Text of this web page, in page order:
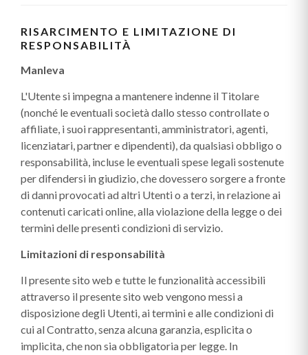
RISARCIMENTO E LIMITAZIONE DI
RESPONSABILITÀ
Manleva
L'Utente si impegna a mantenere indenne il Titolare
(nonché le eventuali società dallo stesso controllate o
affiliate, i suoi rappresentanti, amministratori, agenti,
licenziatari, partner e dipendenti), da qualsiasi obbligo o
responsabilità, incluse le eventuali spese legali sostenute
per difendersi in giudizio, che dovessero sorgere a fronte
di danni provocati ad altri Utenti o a terzi, in relazione ai
contenuti caricati online, alla violazione della legge o dei
termini delle presenti condizioni di servizio.
Limitazioni di responsabilità
Il presente sito web e tutte le funzionalità accessibili
attraverso il presente sito web vengono messi a
disposizione degli Utenti, ai termini e alle condizioni di
cui al Contratto, senza alcuna garanzia, esplicita o
implicita, che non sia obbligatoria per legge. In